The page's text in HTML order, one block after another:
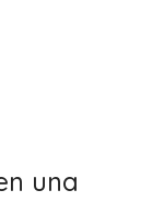
una